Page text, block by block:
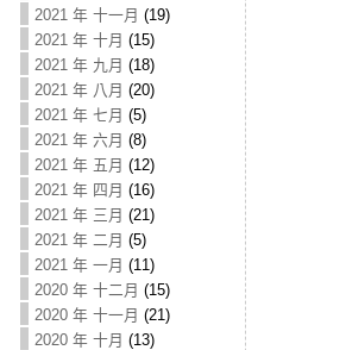
2021 年 十一月 (19)
2021 年 十月 (15)
2021 年 九月 (18)
2021 年 八月 (20)
2021 年 七月 (5)
2021 年 六月 (8)
2021 年 五月 (12)
2021 年 四月 (16)
2021 年 三月 (21)
2021 年 二月 (5)
2021 年 一月 (11)
2020 年 十二月 (15)
2020 年 十一月 (21)
2020 年 十月 (13)